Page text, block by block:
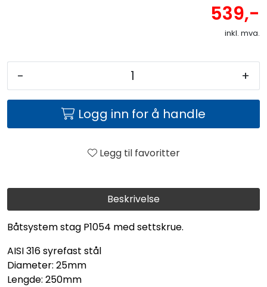
Beskrivelse
Båtsystem stag P1054 med settskrue.
AISI 316 syrefast stål
Diameter: 25mm
Lengde: 250mm
539,-
inkl. mva.
- +
Logg inn for å handle
Legg til favoritter